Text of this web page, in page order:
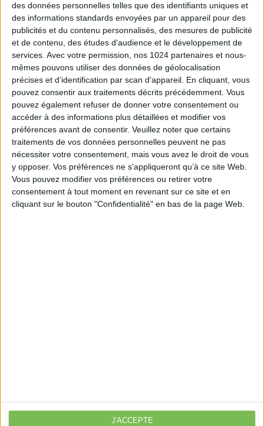
des données personnelles telles que des identifiants uniques et
des informations standards envoyées par un appareil pour des
publicités et du contenu personnalisés, des mesures de publicité
et de contenu, des études d'audience et le développement de
services. Avec votre permission, nos 1024 partenaires et nous-
mêmes pouvons utiliser des données de géolocalisation
précises et d’identification par scan d'appareil. En cliquant, vous
pouvez consentir aux traitements décrits précédemment. Vous
pouvez également refuser de donner votre consentement ou
accéder à des informations plus détaillées et modifier vos
préférences avant de consentir. Veuillez noter que certains
traitements de vos données personnelles peuvent ne pas
nécessiter votre consentement, mais vous avez le droit de vous
y opposer. Vos préférences ne s'appliqueront qu’à ce site Web.
Vous pouvez modifier vos préférences ou retirer votre
consentement à tout moment en revenant sur ce site et en
cliquant sur le bouton "Confidentialité" en bas de la page Web.
J'ACCEPTE
Publication des objectifs de progression de l’index
de l’égalité ; publication des possibles écarts de
représentation entre les femmes et les hommes
parmi les cadres dirigeants ; première modulation
du bonus-malus concernant les entreprises dont le
secteur d’activité a un taux de séparation moyen
supérieur à 150% ; nouvelles dispositions renforçant
la protection des lanceurs d’alerte dans l’entreprise.
Découvrez sur le site Entreprendre.Service-Public.fr
les changements prévus en septembre 2022.
https://entreprendre.service-
public.fr/actualites/A15924